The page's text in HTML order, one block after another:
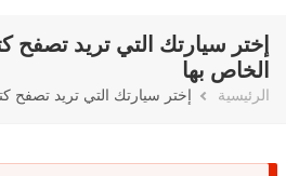
إختر سيارتك التي تريد تصفح
الخاص بها
مسار
الرئيسية إختر سيارتك التي تريد تصفح